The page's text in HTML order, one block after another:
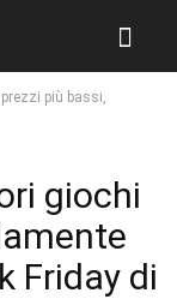
più bassi,
giochi
Friday di